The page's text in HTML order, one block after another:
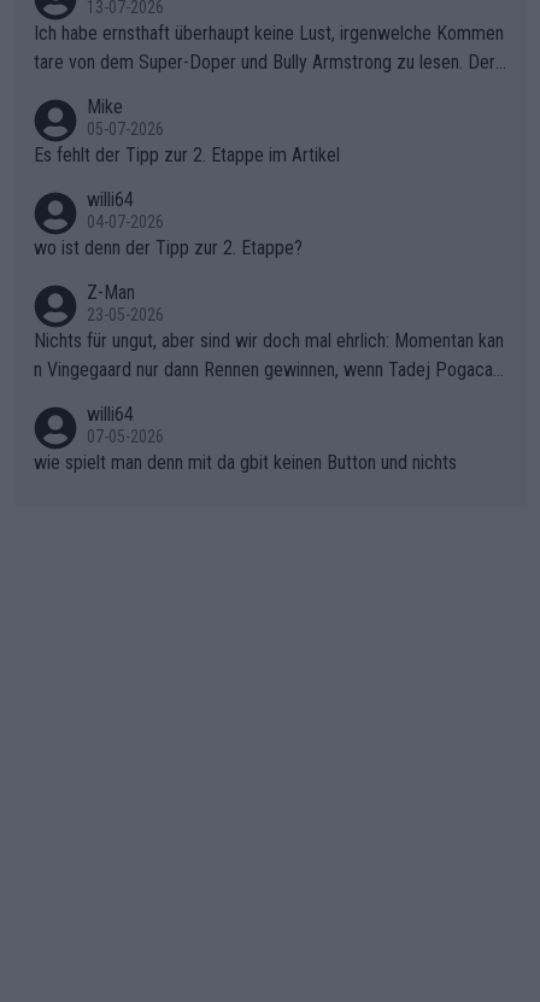
ollering die Initiative.Zu spätes Erwachen: Zu diesem Zeitpunkt
war das Loch zu Niewiadoma bereits zu groß, um es im Allein
en.Teurer Sekundenpoker: Die Quittung sind nun 15 Sekunden
Rückstand im Gesamtklassement – ein Polster, das Niewiado
gibt. Diese Etappe wird sicher als der psychologische Wendep
unkt dieser Tour in die Geschichte eingehen. Wenn man bei so
einem harten Aufstieg einmal den Moment verpasst und der K
onkurrentin die "zweite Luft" schenkt, ist der Schaden am Ber
g kaum noch zu reparieren.Vor uns liegt nun das große Finale R
ichtung Nizza. Niewiadoma hat psychologisch Oberwasser, ab
er SD Worx und Vollering müssen jetzt All-In gehen. (gregman
n)
13-07-2026
Ich habe ernsthaft überhaupt keine Lust, irgenwelche Kommen
tare von dem Super-Doper und Bully Armstrong zu lesen. Der
r die gehört nicht in dieses Medium!
Mike
05-07-2026
Es fehlt der Tipp zur 2. Etappe im Artikel
willi64
04-07-2026
wo ist denn der Tipp zur 2. Etappe?
Z-Man
23-05-2026
Nichts für ungut, aber sind wir doch mal ehrlich: Momentan kan
n Vingegaard nur dann Rennen gewinnen, wenn Tadej Pogacar
willi64
07-05-2026
wie spielt man denn mit da gbit keinen Button und nichts